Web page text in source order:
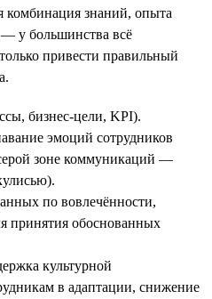
комбинация знаний, опыта
у большинства всё
привести правильный
бизнес-цели, KPI).
эмоций сотрудников
зоне коммуникаций —
по вовлечённости,
принятия обоснованных
культурной
в адаптации, снижение